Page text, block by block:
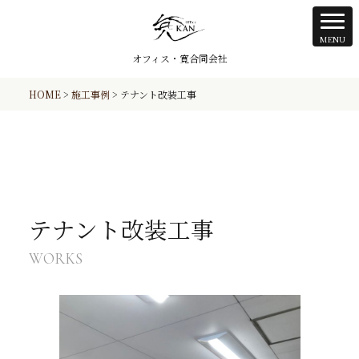
オフィス・寛合同会社
HOME> 施工事例> テナント改装工事
テナント改装工事
WORKS